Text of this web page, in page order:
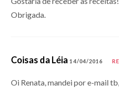
Obrigada.
Coisas da Léia 14/04/2016
Oi Renata, mandei por e-mail